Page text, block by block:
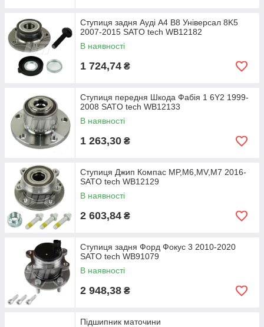
Ступиця задня Ауді A4 B8 Універсал 8K5
2007-2015 SATO tech WB12182
В наявності
1 724,74 ₴
Ступиця передня Шкода Фабія 1 6Y2 1999-
2008 SATO tech WB12133
В наявності
1 263,30 ₴
Ступиця Джип Компас MP,M6,MV,M7 2016-
SATO tech WB12129
В наявності
2 603,84 ₴
Ступиця задня Форд Фокус 3 2010-2020
SATO tech WB91079
В наявності
2 948,38 ₴
Підшипник маточини